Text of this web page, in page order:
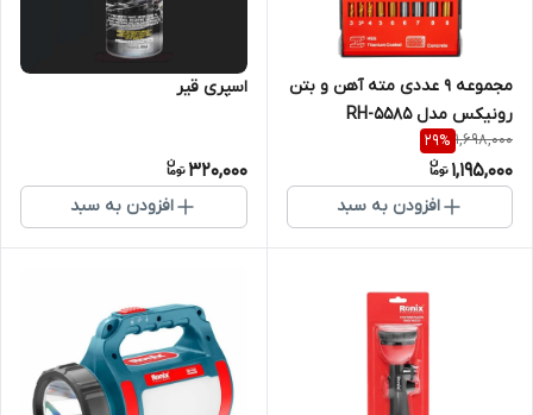
مجموعه ۹ عددی مته آهن و بتن
رونیکس مدل RH-5585
1,698,000
29%
1,195,000
افزودن به سبد
اسپری قیر
320,000
افزودن به سبد